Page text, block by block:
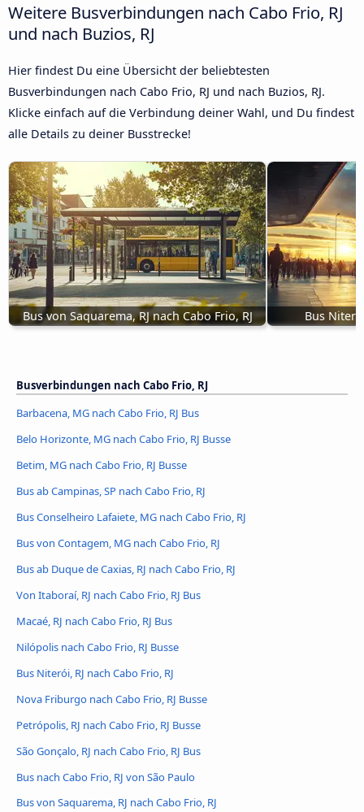
Weitere Busverbindungen nach Cabo Frio, RJ
und nach Buzios, RJ
Hier findest Du eine Übersicht der beliebtesten
Busverbindungen nach Cabo Frio, RJ und nach Buzios, RJ.
Klicke einfach auf die Verbindung deiner Wahl, und Du findest
alle Details zu deiner Busstrecke!
Bus von Saquarema, RJ nach Cabo Frio, RJ Bus
Busverbindungen nach Cabo Frio, RJ
Barbacena, MG nach Cabo Frio, RJ Bus
Belo Horizonte, MG nach Cabo Frio, RJ Busse
Betim, MG nach Cabo Frio, RJ Busse
Bus ab Campinas, SP nach Cabo Frio, RJ
Bus Conselheiro Lafaiete, MG nach Cabo Frio, RJ
Bus von Contagem, MG nach Cabo Frio, RJ
Bus ab Duque de Caxias, RJ nach Cabo Frio, RJ
Von Itaboraí, RJ nach Cabo Frio, RJ Bus
Macaé, RJ nach Cabo Frio, RJ Bus
Nilópolis nach Cabo Frio, RJ Busse
Bus Niterói, RJ nach Cabo Frio, RJ
Nova Friburgo nach Cabo Frio, RJ Busse
Petrópolis, RJ nach Cabo Frio, RJ Busse
São Gonçalo, RJ nach Cabo Frio, RJ Bus
Bus nach Cabo Frio, RJ von São Paulo
Bus von Saquarema, RJ nach Cabo Frio, RJ